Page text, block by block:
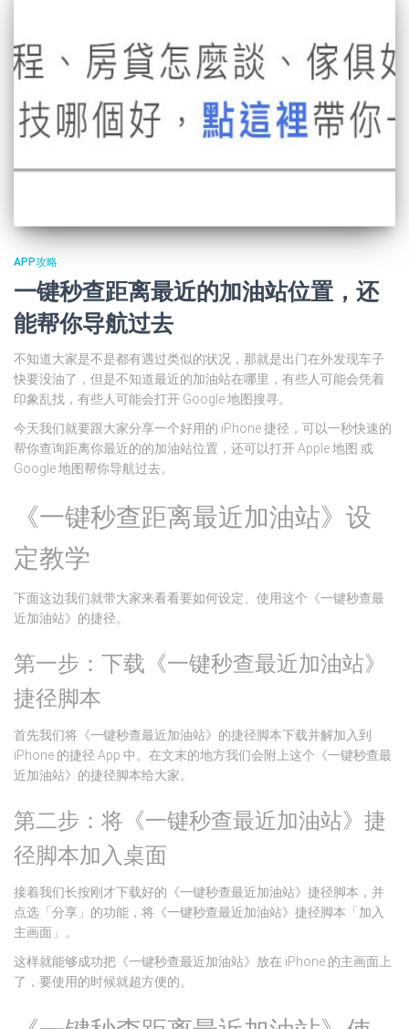
APP攻略
一键秒查距离最近的加油站位置，还
能帮你导航过去
不知道大家是不是都有遇过类似的状况，那就是出门在外发现车子
快要没油了，但是不知道最近的加油站在哪里，有些人可能会凭着
印象乱找，有些人可能会打开 Google 地图搜寻。
今天我们就要跟大家分享一个好用的 iPhone 捷径，可以一秒快速的
帮你查询距离你最近的的加油站位置，还可以打开 Apple 地图 或
Google 地图帮你导航过去。
《一键秒查距离最近加油站》设
定教学
下面这边我们就带大家来看看要如何设定、使用这个《一键秒查最
近加油站》的捷径。
第一步：下载《一键秒查最近加油站》
捷径脚本
首先我们将《一键秒查最近加油站》的捷径脚本下载并解加入到
iPhone 的捷径 App 中。在文末的地方我们会附上这个《一键秒查最
近加油站》的捷径脚本给大家。
第二步：将《一键秒查最近加油站》捷
径脚本加入桌面
接着我们长按刚才下载好的《一键秒查最近加油站》捷径脚本，并
点选「分享」的功能，将《一键秒查最近加油站》捷径脚本「加入
主画面」。
这样就能够成功把《一键秒查最近加油站》放在 iPhone 的主画面上
了，要使用的时候就超方便的。